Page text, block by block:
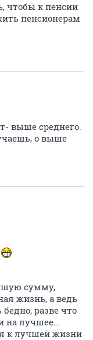
чтобы к пенсии
пенсионерам
выше среднего.
о выше
сумму,
жизнь, а ведь
разве что
на лучшее...
к лучшей жизни